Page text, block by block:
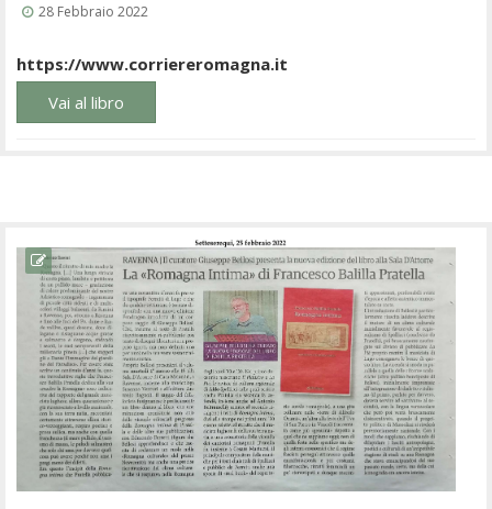
28 Febbraio 2022
https://www.corriereromagna.it
Vai al libro